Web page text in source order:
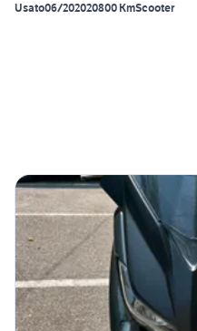
Usato06/202020800 KmScooter